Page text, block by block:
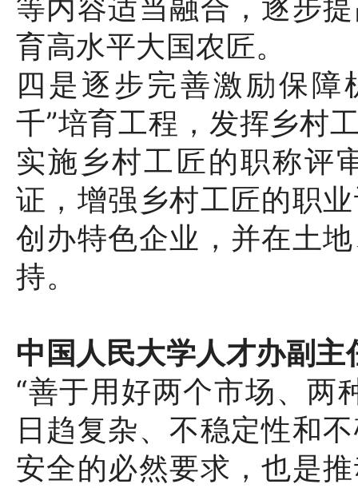
等内容适当融合，逐步
育高水平大国农匠。
四是逐步完善激励保障
千”培育工程，发挥乡村
实施乡村工匠的职称评
证，增强乡村工匠的职
创办特色企业，并在土
持。
中国人民大学人才办副
“善于用好两个市场、两
日趋复杂、不稳定性和
安全的必然要求，也是